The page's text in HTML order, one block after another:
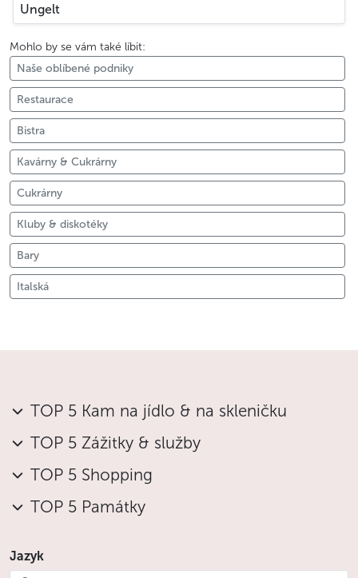
Ungelt
Mohlo by se vám také líbit:
Naše oblíbené podniky
Restaurace
Bistra
Kavárny & Cukrárny
Cukrárny
Kluby & diskotéky
Bary
Italská
TOP 5 Kam na jídlo & na skleničku
TOP 5 Zážitky & služby
TOP 5 Shopping
TOP 5 Památky
Jazyk